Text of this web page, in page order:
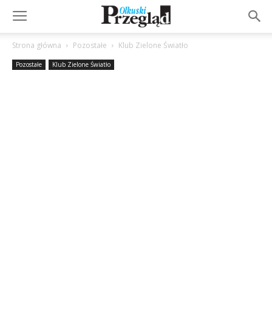
Strona główna Pozostałe Klub Zielone Światło
Pozostałe Klub Zielone Światło